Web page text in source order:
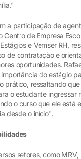
a participação de
Centro de Empresa
e Vemser RH,
de contratação e
oportunidades.
importância do estágio
prático, ressaltando
o estudante ingressar
o curso que ele está
desde o início".
setores, como MRV,